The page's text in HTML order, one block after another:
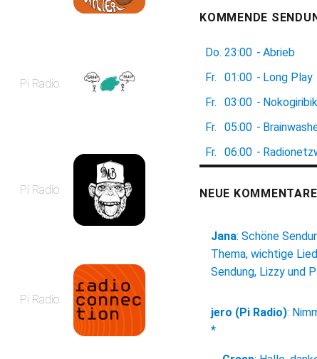
Pi Radio
Pi Radio
Pi Radio
KOMMENDE
Do. 23:00 - Abrieb
Fr.
01:00 - Long Play
Fr.
03:00 -
Fr.
05:00 -
Fr.
06:00 -
NEUE KOMMENTARE
Jana: Schöne
Thema, wichtige
Sendung, Lizzy und
jero (Pi Radio):
*